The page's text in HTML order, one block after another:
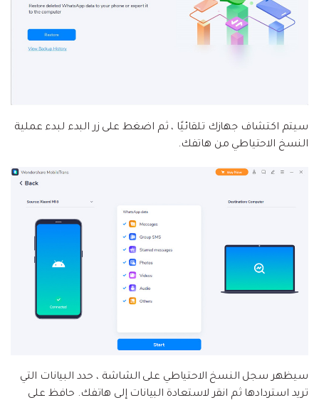
سيتم اكتشاف جهازك تلقائيًا ، ثم اضغط على زر البدء لبدء عملية
النسخ الاحتياطي من هاتفك.
سيظهر سجل النسخ الاحتياطي على الشاشة ، حدد البيانات التي
تريد استردادها ثم انقر لاستعادة البيانات إلى هاتفك. حافظ على